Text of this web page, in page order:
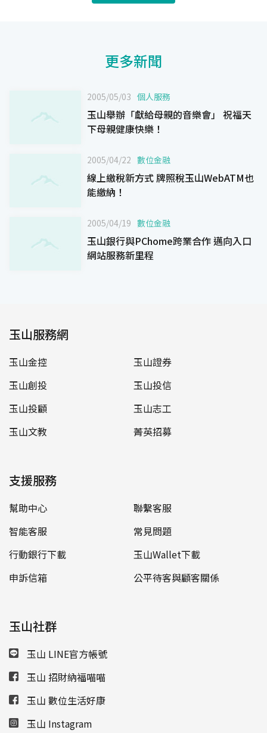
更多新聞
2005/05/03 個人服務
玉山舉辦「獻給母親的音樂會」 祝福天
下母親健康快樂！
2005/04/22 數位金融
線上繳稅新方式 牌照稅玉山WebATM也
能繳納！
2005/04/19 數位金融
玉山銀行與PChome跨業合作 邁向入口
網站服務新里程
玉山服務網
玉山金控
玉山證券
玉山創投
玉山投信
玉山投顧
玉山志工
玉山文教
菁英招募
支援服務
幫助中心
聯繫客服
智能客服
常見問題
行動銀行下載
玉山Wallet下載
申訴信箱
公平待客與顧客關係
玉山社群
玉山 LINE官方帳號
玉山 招財納福喵喵
玉山 數位生活好康
玉山 Instagram